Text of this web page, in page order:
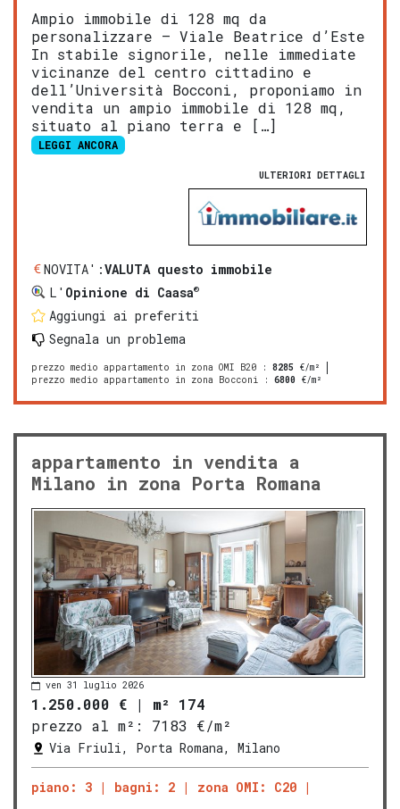
Ampio immobile di 128 mq da
personalizzare – Viale Beatrice d’Este
In stabile signorile, nelle immediate
vicinanze del centro cittadino e
dell’Università Bocconi, proponiamo in
vendita un ampio immobile di 128 mq,
situato al piano terra e […]
LEGGI ANCORA
ULTERIORI DETTAGLI
NOVITA':VALUTA questo immobile
L' Opinione di Caasa®
Aggiungi ai preferiti
Segnala un problema
prezzo medio appartamento in zona OMI B20 : 8285 €/m²
prezzo medio appartamento in zona Bocconi : 6800 €/m²
appartamento in vendita a
Milano in zona Porta Romana
ven 31 luglio 2026
1.250.000 € | m² 174
prezzo al m²:
7183 €/m²
Via Friuli, Porta Romana, Milano
piano: 3 bagni: 2 zona OMI: C20